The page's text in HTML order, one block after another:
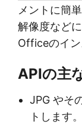
メントに簡
解像度など
Officeのイン
APIの主
JPG やそ
トします。